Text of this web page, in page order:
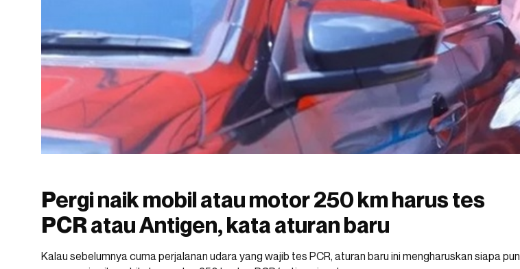
Pergi naik mobil atau motor 250 km harus tes
PCR atau Antigen, kata aturan baru
Kalau sebelumnya cuma perjalanan udara yang wajib tes PCR, aturan baru ini mengharuskan siapa pun